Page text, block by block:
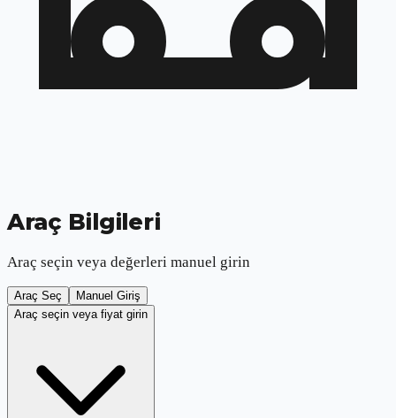
Araç Bilgileri
Araç seçin veya değerleri manuel girin
Araç Seç
Manuel Giriş
Araç seçin veya fiyat girin